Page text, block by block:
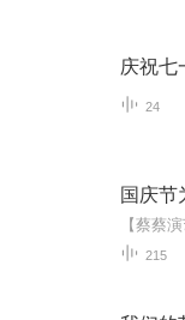
庆祝七
24
国庆节
215